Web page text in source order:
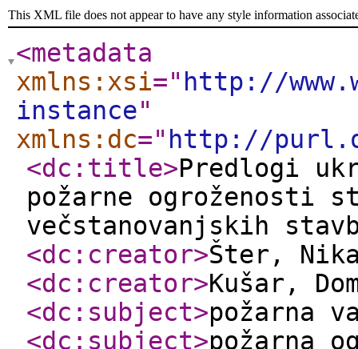
This XML file does not appear to have any style information
<metadata
xmlns:xsi=" http://
instance"
xmlns:dc=" http://
<dc:title>Predlogi
požarne ogroženosti
večstanovanjskih
<dc:creator>Šter,
<dc:creator>Kušar,
<dc:subject>požarna
<dc:subject>požarna